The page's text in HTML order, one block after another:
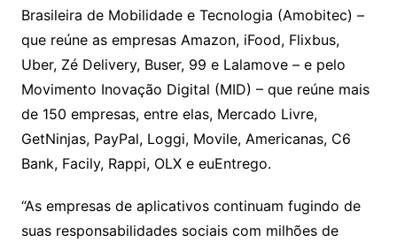
Brasileira de Mobilidade e Tecnologia (Amobitec) –
que reúne as empresas Amazon, iFood, Flixbus,
Uber, Zé Delivery, Buser, 99 e Lalamove – e pelo
Movimento Inovação Digital (MID) – que reúne mais
de 150 empresas, entre elas, Mercado Livre,
GetNinjas, PayPal, Loggi, Movile, Americanas, C6
Bank, Facily, Rappi, OLX e euEntrego.
“As empresas de aplicativos continuam fugindo de
suas responsabilidades sociais com milhões de